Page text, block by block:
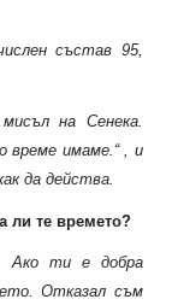
състав 95,
на Сенека.
време имаме.“ , и
да действа.
ли те времето?
Ако ти е добра
Отказал съм